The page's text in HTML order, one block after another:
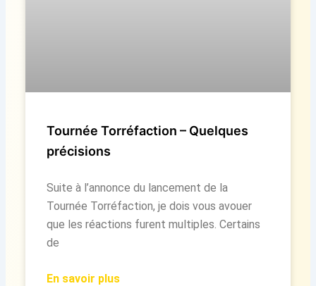
Tournée Torréfaction – Quelques
précisions
Suite à l’annonce du lancement de la
Tournée Torréfaction, je dois vous avouer
que les réactions furent multiples. Certains
de
En savoir plus